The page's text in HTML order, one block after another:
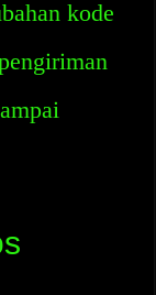
kode